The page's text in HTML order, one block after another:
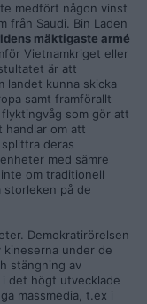
medfört någon vinst
från Saudi. Bin Laden
mäktigaste armé
Vietnamkriget eller
är att
landet kunna skicka
samt framförallt
som gör att
handlar om att
deras
med sämre
om traditionell
på de
Demokratirörelsen
kineserna under de
stängning av
det högt utvecklade
massmedia, t.ex i